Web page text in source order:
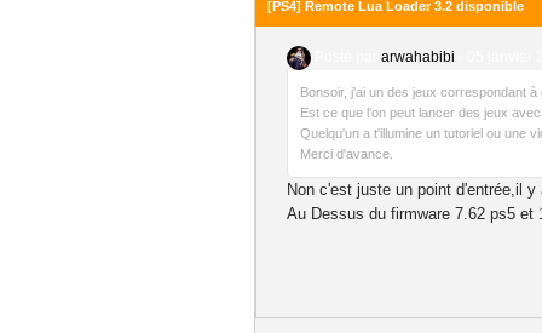
[PS4] Remote Lua Loader 3.2 disponible
arwahabibi
Bonsoir, j'ai un des jeux correspondant à
Est ce que l'on peut lancer des jeux
Quelqu'un a t'illumine un tutoriel ou une
Merci d'avance.
Non c'est juste un point d'entrée,il
Au Dessus du firmware 7.62 ps5 et